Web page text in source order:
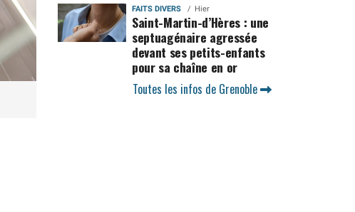
FAITS DIVERS Hier
Saint-Martin-d’Hères : une
septuagénaire agressée
devant ses petits-enfants
pour sa chaîne en or
Toutes les infos de Grenoble